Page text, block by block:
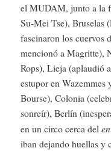
el MUDAM, junto a la
Su-Mei Tse), Bruselas
fascinaron los cuervos
mencionó a Magritte),
Rops), Lieja (aplaudió
estupor en
Bourse), Colonia
sonreír), Berlín
en un circo cerca del
iban dejando huellas y